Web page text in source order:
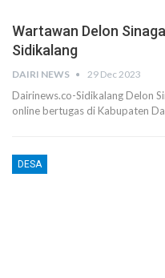
Wartawan Delon
Sidikalang
DAIRI NEWS 29 Dec 2023
Dairinews.co-Sidikalang Delon
online bertugas di Kabupaten
DESA